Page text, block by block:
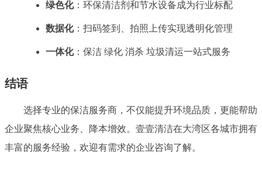
绿色化：环保清洁剂和节水设备成为行业标配
数据化：扫码签到、拍照上传实现透明化管理
一体化：保洁 绿化 消杀 垃圾清运一站式服务
结语
选择专业的保洁服务商，不仅能提升环境品质，更能帮助
企业聚焦核心业务、降本增效。壹壹清洁在大湾区各城市拥有
丰富的服务经验，欢迎有需求的企业咨询了解。